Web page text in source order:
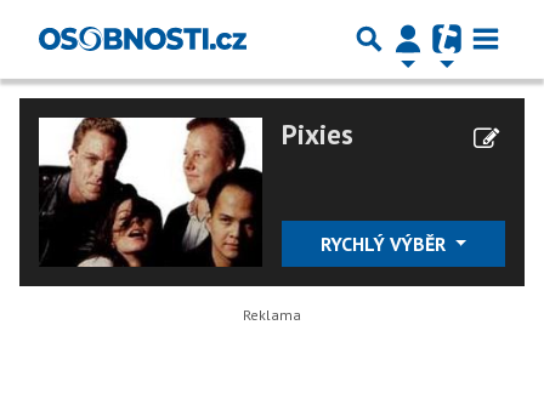
Pixies
RYCHLÝ VÝBĚR